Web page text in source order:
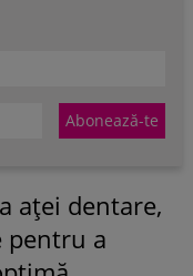
aţei dentare,
pentru a